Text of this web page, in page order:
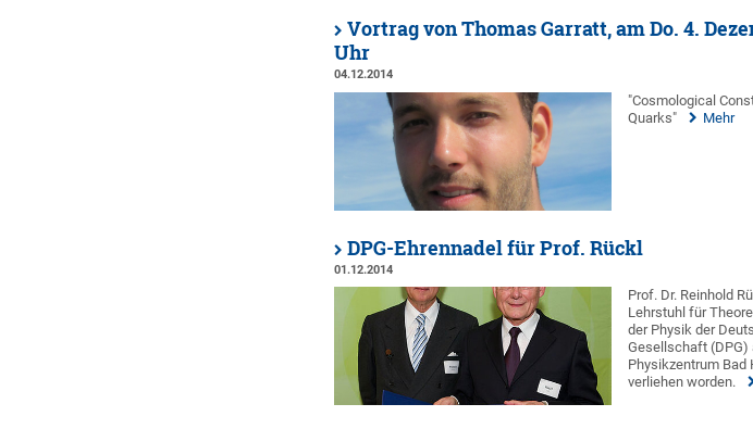
Vortrag von Thomas Garratt, am Do. 4.
Uhr
04.12.2014
"Cosmological
Quarks"
Mehr
DPG-Ehrennadel für Prof. Rückl
01.12.2014
Prof. Dr. Reinhold
Lehrstuhl für
der Physik der
Gesellschaft (DPG)
Physikzentrum Bad
verliehen worden.